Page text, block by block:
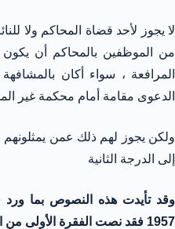
لا يجوز لأحد قضاة المحاكم ولا
من الموظفين بالمحاكم أن
المرافعة ، سواء أكان بالمشافهة
الدعوى مقامة أمام محكمة غير
ولكن يجوز لهم ذلك عمن يمثلونهم
إلى الدرجة الثانية
1957 فقد نصت الفقرة الأولى من المادة 25 من هذا القانون على أن: